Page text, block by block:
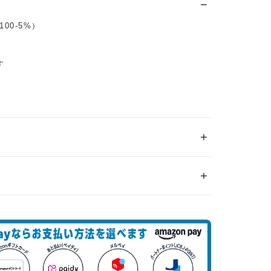
5%）